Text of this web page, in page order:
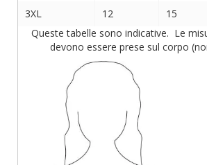
3XL
12 15
Queste tabelle sono indicative. Le
devono essere prese sul corpo